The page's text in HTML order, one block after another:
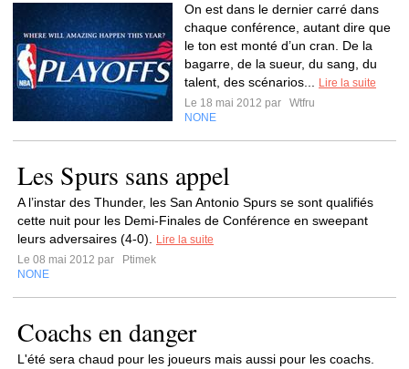
On est dans le dernier carré dans
chaque conférence, autant dire que
le ton est monté d’un cran. De la
bagarre, de la sueur, du sang, du
talent, des scénarios...
Lire la suite
Le 18 mai 2012 par
Wtfru
NONE
Les Spurs sans appel
A l’instar des Thunder, les San Antonio Spurs se sont qualifiés
cette nuit pour les Demi-Finales de Conférence en sweepant
leurs adversaires (4-0).
Lire la suite
Le 08 mai 2012 par
Ptimek
NONE
Coachs en danger
L'été sera chaud pour les joueurs mais aussi pour les coachs.